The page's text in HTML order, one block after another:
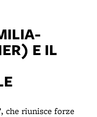
E IL
che riunisce forze